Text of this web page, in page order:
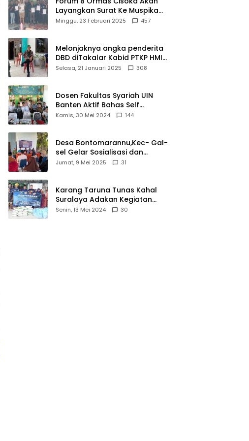
Melalui
Malam
Apresiasi
dan Inovasi
Award 2026
Berprestasi
Layangkan Surat Ke Muspika
Atas Adanya Kantor Matel di
Minggu, 23 Februari 2025 457
Melonjaknya angka penderita
DBD diTakalar Kabid PTKP HMI
Cab.Takalar angkat bicara
Selasa, 21 Januari 2025 308
Dosen Fakultas Syariah UIN
Banten Aktif Bahas Self
Declare Halal dalam Forum
Kamis, 30 Mei 2024 144
Desa Bontomarannu,Kec- Gal-
sel Gelar Sosialisasi dan
Bimtek Pemutakhiran Data ID
Jumat, 9 Mei 2025 31
Karang Taruna Tunas Kahal
Suralaya Adakan Kegiatan
Bansos Terhadap Kaum
Senin, 13 Mei 2024 30